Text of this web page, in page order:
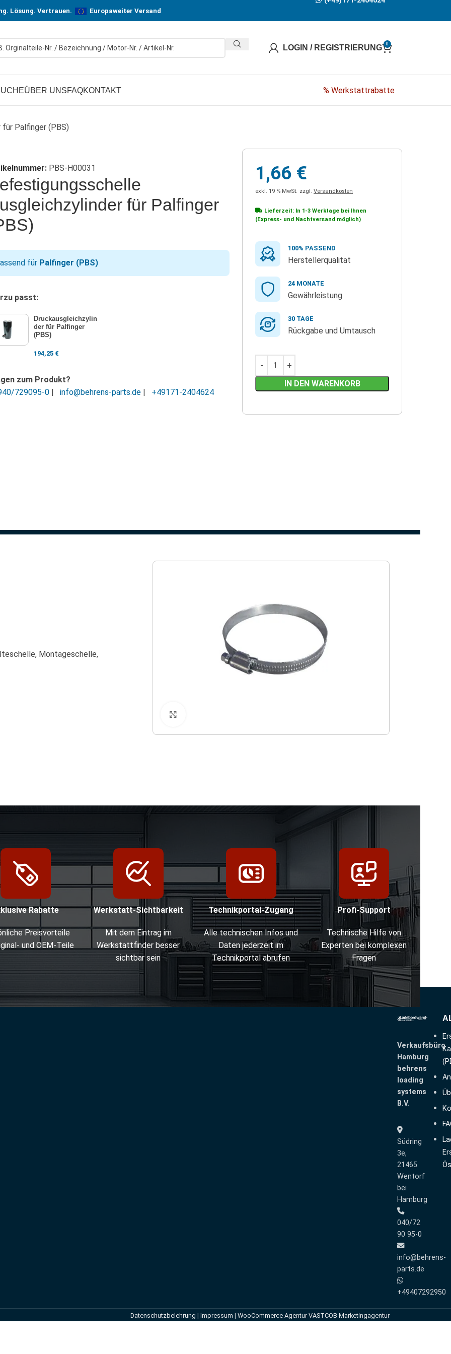
Lösung. Vertrauen. Europaweiter Versand
LOGIN / REGISTRIERUNG 0
ÜBER UNSFAQKONTAKT % Werkstattrabatte
Palfinger (PBS)
PBS-H00031
für Palfinger
für Palfinger (PBS)
passt:
Druckausgleichzylin
der für Palfinger
(PBS)
194,25 €
zum Produkt?
729095-0 | info@behrens-parts.de | +49171-2404624
1,66 €
exkl. 19 % MwSt. zzgl. Versandkosten
Lieferzeit: In 1-3 Werktage bei Ihnen
(Express- und Nachtversand möglich)
100% PASSEND
Herstellerqualitat
24 MONATE
Gewährleistung
30 TAGE
Rückgabe und Umtausch
IN DEN WARENKORB
Montageschelle,
Rabatte
Preisvorteile
und OEM-Teile
Werkstatt-Sichtbarkeit
Mit dem Eintrag im
Werkstattfinder besser
sichtbar sein
Technikportal-Zugang
Alle technischen Infos und
Daten jederzeit im
Technikportal abrufen
Profi-Support
Technische Hilfe von
Experten bei komplexen
Fragen
Verkaufsbüro
Hamburg
behrens
loading
systems
B.V.
Südring
3e,
21465
Wentorf
bei
Hamburg
040/72
90 95-0
info@behrens-
parts.de
+49407292950
Datenschutzbelehrung | Impressum | WooCommerce Agentur VASTCOB Marketingagentur
Hersteller-Qualität, aber zu günstigen Preisen.